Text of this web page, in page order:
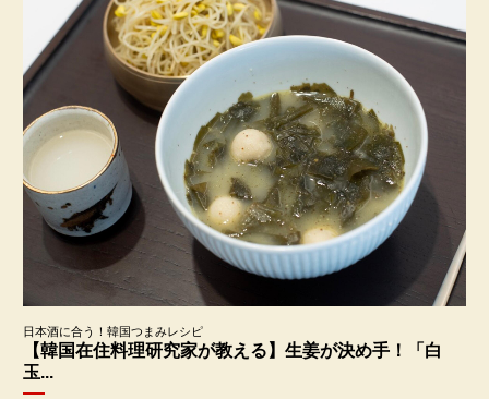
日本酒に合う！韓国つまみレシピ
【韓国在住料理研究家が教える】生姜が決め手！「白
玉...